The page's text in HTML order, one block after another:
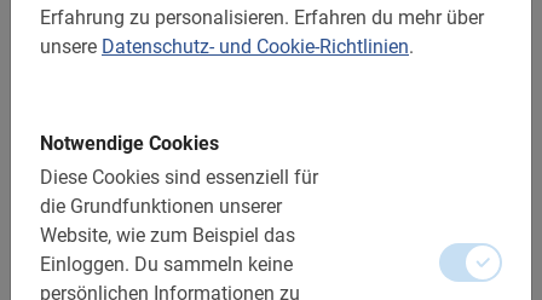
Erfahrung zu personalisieren. Erfahren du mehr über
unsere Datenschutz- und Cookie-Richtlinien.
Notwendige Cookies
Diese Cookies sind essenziell für
die Grundfunktionen unserer
Website, wie zum Beispiel das
Einloggen. Du sammeln keine
persönlichen Informationen zu
Bei schlechtem Wetter bekommst du einen
Schwierigkeitsgrad: leicht
Im Preis enthalten:
Nutzung der Fahrräder